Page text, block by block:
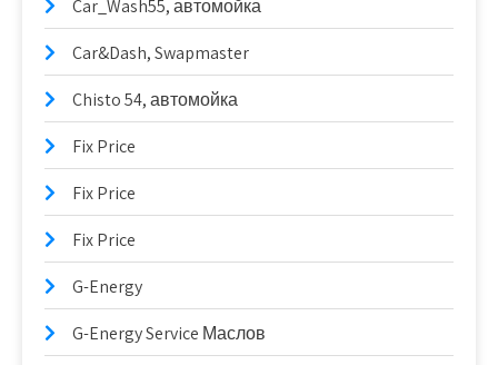
Car_Wash55, автомойка
Car&Dash, Swapmaster
Chisto 54, автомойка
Fix Price
Fix Price
Fix Price
G-Energy
G-Energy Service Маслов